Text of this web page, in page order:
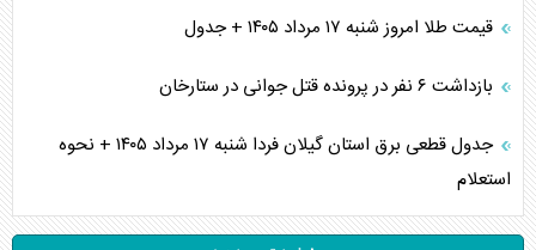
قیمت طلا امروز شنبه ۱۷ مرداد ۱۴۰۵ + جدول
بازداشت ۶ نفر در پرونده قتل جوانی در ستارخان
جدول قطعی برق استان گیلان فردا شنبه ۱۷ مرداد ۱۴۰۵ + نحوه
استعلام